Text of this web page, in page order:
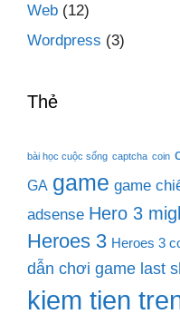
Web (12)
Wordpress (3)
Thẻ
bài học cuộc sống captcha coin
GA game game
adsense Hero 3
Heroes 3 Heroes 3
dẫn chơi game last
kiem tien